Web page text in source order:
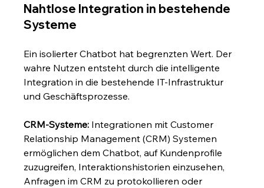
Nahtlose Integration in bestehende
Systeme
Ein isolierter Chatbot hat begrenzten Wert. Der
wahre Nutzen entsteht durch die intelligente
Integration in die bestehende IT-Infrastruktur
und Geschäftsprozesse.
CRM-Systeme: Integrationen mit Customer
Relationship Management (CRM) Systemen
ermöglichen dem Chatbot, auf Kundenprofile
zuzugreifen, Interaktionshistorien einzusehen,
Anfragen im CRM zu protokollieren oder